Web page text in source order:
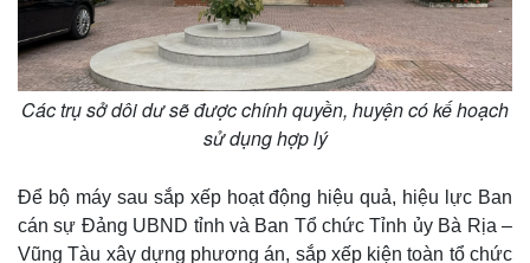
Các trụ sở dôi dư sẽ được chính quyền, huyện có kế hoạch
sử dụng hợp lý
Để bộ máy sau sắp xếp hoạt động hiệu quả, hiệu lực Ban
cán sự Đảng UBND tỉnh và Ban Tổ chức Tỉnh ủy Bà Rịa –
Vũng Tàu xây dựng phương án, sắp xếp kiện toàn tổ chức